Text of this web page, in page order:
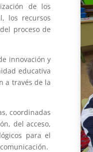
de los
los recursos
proceso de
innovación y
educativa
a través de la
coordinadas
del acceso,
para el